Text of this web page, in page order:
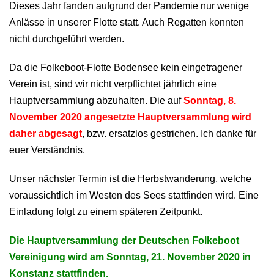
Dieses Jahr fanden aufgrund der Pandemie nur wenige
Anlässe in unserer Flotte statt. Auch Regatten konnten
nicht durchgeführt werden.
Da die Folkeboot-Flotte Bodensee kein eingetragener
Verein ist, sind wir nicht verpflichtet jährlich eine
Hauptversammlung abzuhalten. Die aufSonntag, 8.
November 2020 angesetzte Hauptversammlung wird
daher abgesagt, bzw. ersatzlos gestrichen. Ich danke für
euer Verständnis.
Unser nächster Termin ist die Herbstwanderung, welche
voraussichtlich im Westen des Sees stattfinden wird. Eine
Einladung folgt zu einem späteren Zeitpunkt.
Die Hauptversammlung der Deutschen Folkeboot
Vereinigung wird am Sonntag, 21. November 2020 in
Konstanz stattfinden.